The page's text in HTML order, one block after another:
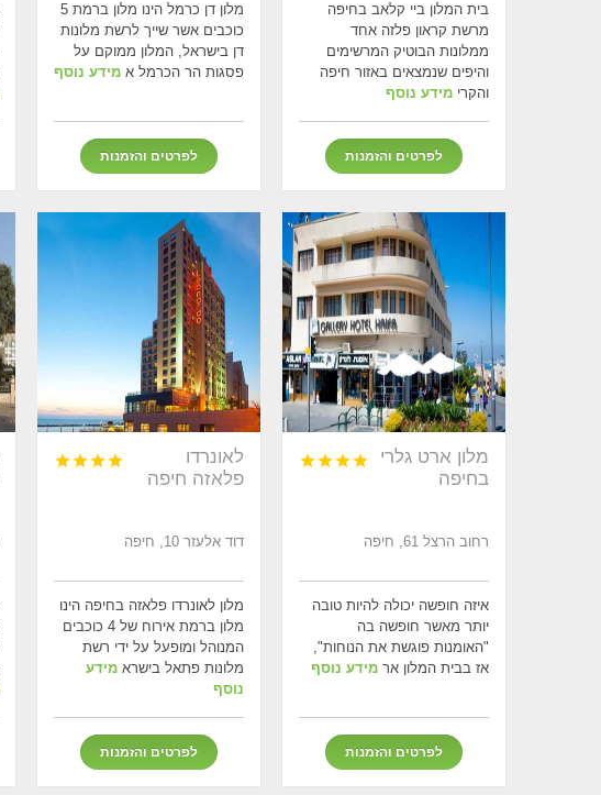
בית המלון ביי קלאב בחיפה
מרשת קראון פלזה אחד
ממלונות הבוטיק המרשימים
והיפים שנמצאים באזור חיפה
והקרי מידע נוסף
לפרטים והזמנות
מלון דן כרמל הינו מלון ברמת 5
כוכבים אשר שייך לרשת מלונות
דן בישראל, המלון ממוקם על
פסגות הר הכרמל אמידע נוסף
לפרטים והזמנות
מלון ארט גלרי
בחיפה




רחוב הרצל 61, חיפה
איזה חופשה יכולה להיות טובה
יותר מאשר חופשה בה
"האומנות פוגשת את הנוחות",
אז בבית המלון אר מידע נוסף
לפרטים והזמנות
לאונרדו
פלאזה חיפה




דוד אלעזר 10, חיפה
מלון לאונרדו פלאזה בחיפה הינו
מלון ברמת אירוח של 4 כוכבים
המנוהל ומופעל על ידי רשת
מלונות פתאל בישראמידע
נוסף
לפרטים והזמנות